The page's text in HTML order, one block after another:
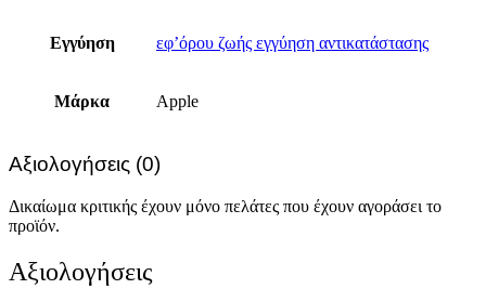
Εγγύηση εφ’όρου ζωής εγγύηση αντικατάστασης
Μάρκα Apple
Αξιολογήσεις (0)
Δικαίωμα κριτικής έχουν μόνο πελάτες που έχουν αγοράσει το
προϊόν.
Αξιολογήσεις